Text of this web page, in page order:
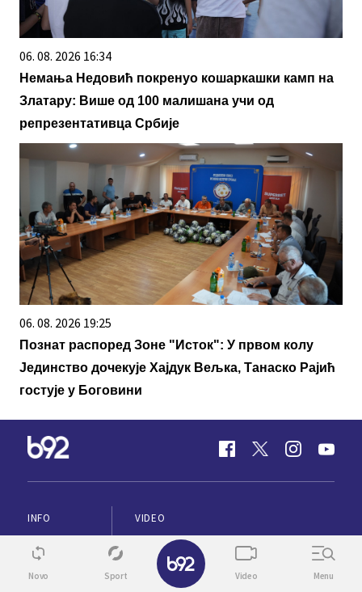
06. 08. 2026 16:34
Немања Недовић покренуо кошаркашки камп на
Златару: Више од 100 малишана учи од
репрезентативца Србије
06. 08. 2026 19:25
Познат распоред Зоне "Исток": У првом колу
Јединство дочекује Хајдук Вељка, Танаско Рајић
гостује у Боговини
INFO
BIZ
VIDEO
ENGLISH
VREME
Novo Sport Video Menu
✕